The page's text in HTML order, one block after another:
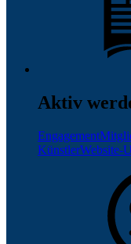
Aktiv
Engagement
KünstlerWebsite-